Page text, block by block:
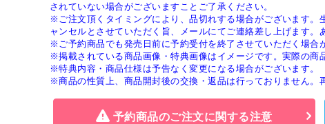
されていない場合がございますことご了承ください。
※ご注文頂くタイミングにより、品切れする場合がございます
ャンセルとさせていただく旨、メールにてご連絡差し上げます。
※ご予約商品でも発売日前に予約受付を終了させていただく場合
※掲載されている商品画像・特典画像はイメージです。実際の商
※特典内容・商品仕様は予告なく変更になる場合がございます。
※商品の性質上、商品開封後の交換・返品は行っておりません。
予約商品のご注文に関する注意